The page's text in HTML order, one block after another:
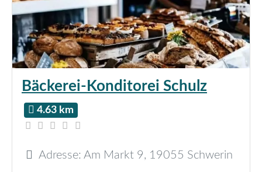
Bäckerei-Konditorei Schulz
4.63 km
Adresse: Am Markt 9, 19055 Schwerin